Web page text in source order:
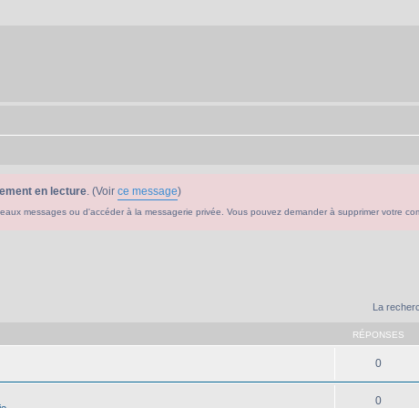
en lecture. (Voir ce message)
messages ou d'accéder à la messagerie privée. Vous pouvez demander à supprimer votre
La
RÉPONSES
0
0